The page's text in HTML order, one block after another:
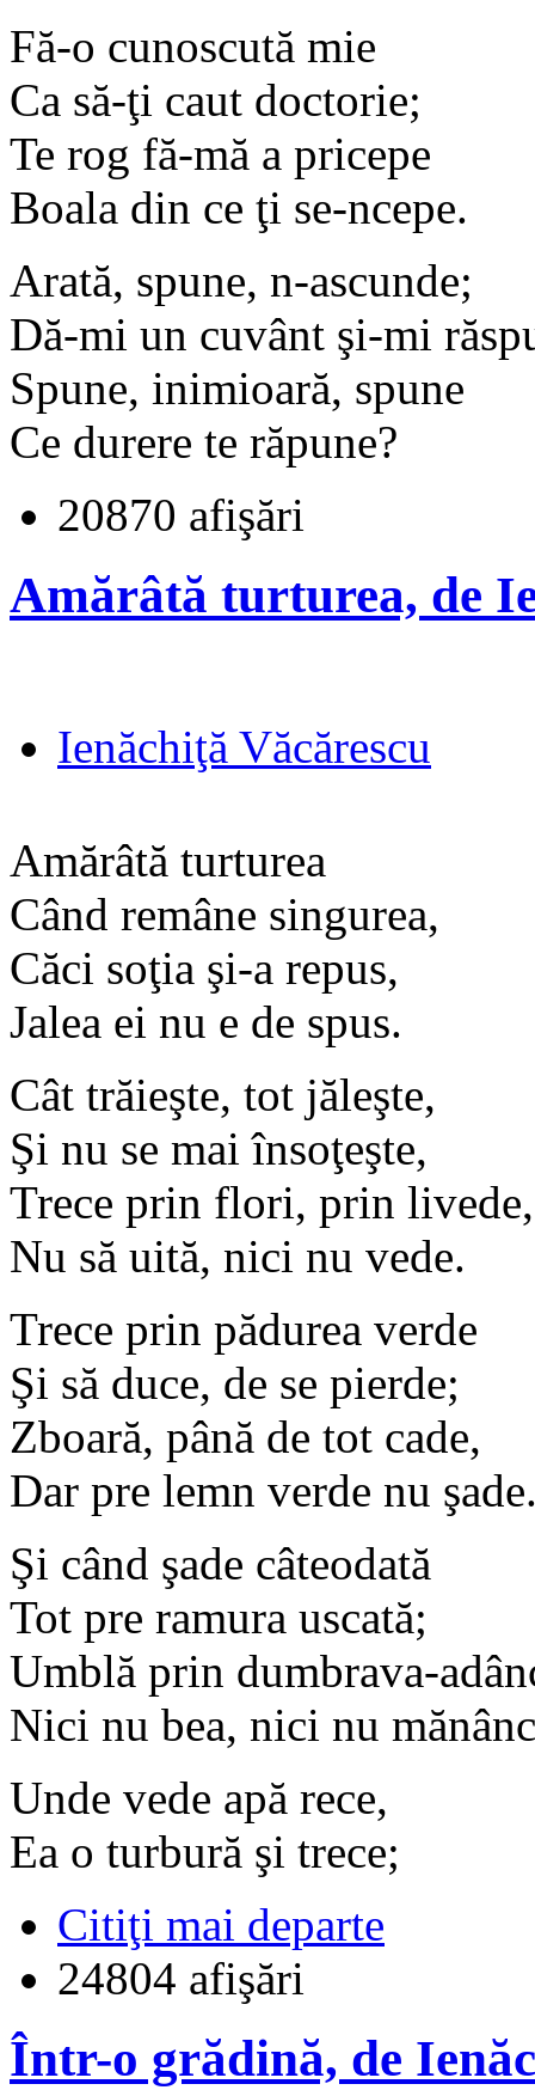
Fă-o cunoscută mie
Ca să-ţi caut doctorie;
Te rog fă-mă a pricepe
Boala din ce ţi se-ncepe.
Arată, spune, n-ascunde;
Dă-mi un cuvânt şi-mi
Spune, inimioară, spune
Ce durere te răpune?
20870 afişări
Amărâtă turturea, de
Ienăchiţă Văcărescu
Amărâtă turturea
Când remâne singurea,
Căci soţia şi-a repus,
Jalea ei nu e de spus.
Cât trăieşte, tot jăleşte,
Şi nu se mai însoţeşte,
Trece prin flori, prin livede,
Nu să uită, nici nu vede.
Trece prin pădurea verde
Şi să duce, de se pierde;
Zboară, până de tot cade,
Dar pre lemn verde nu
Şi când şade câteodată
Tot pre ramura uscată;
Umblă prin dumbrava-
Nici nu bea, nici nu
Unde vede apă rece,
Ea o turbură şi trece;
Citiţi mai departe
24804 afişări
Într-o grădină, de